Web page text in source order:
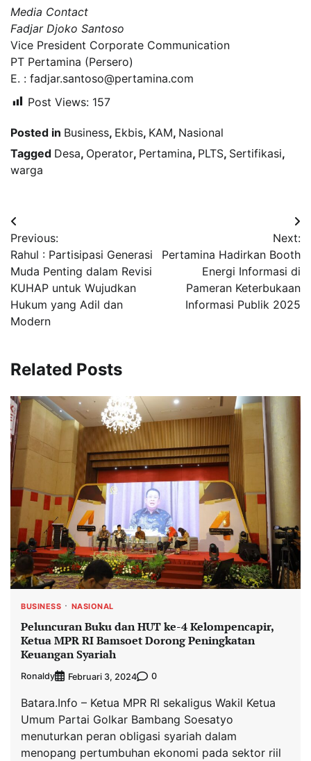
Media Contact
Fadjar Djoko Santoso
Vice President Corporate Communication
PT Pertamina (Persero)
E. : fadjar.santoso@pertamina.com
Post Views: 157
Posted in Business, Ekbis, KAM, Nasional
Tagged Desa, Operator, Pertamina, PLTS, Sertifikasi,
warga
Navigasi
pos
Previous:
Rahul : Partisipasi Generasi
Muda Penting dalam Revisi
KUHAP untuk Wujudkan
Hukum yang Adil dan
Modern
Next:
Pertamina Hadirkan Booth
Energi Informasi di
Pameran Keterbukaan
Informasi Publik 2025
Related Posts
BUSINESS NASIONAL
Peluncuran Buku dan HUT ke-4 Kelompencapir,
Ketua MPR RI Bamsoet Dorong Peningkatan
Keuangan Syariah
Ronaldy Februari 3, 2024 0
Batara.Info – Ketua MPR RI sekaligus Wakil Ketua
Umum Partai Golkar Bambang Soesatyo
menuturkan peran obligasi syariah dalam
menopang pertumbuhan ekonomi pada sektor riil